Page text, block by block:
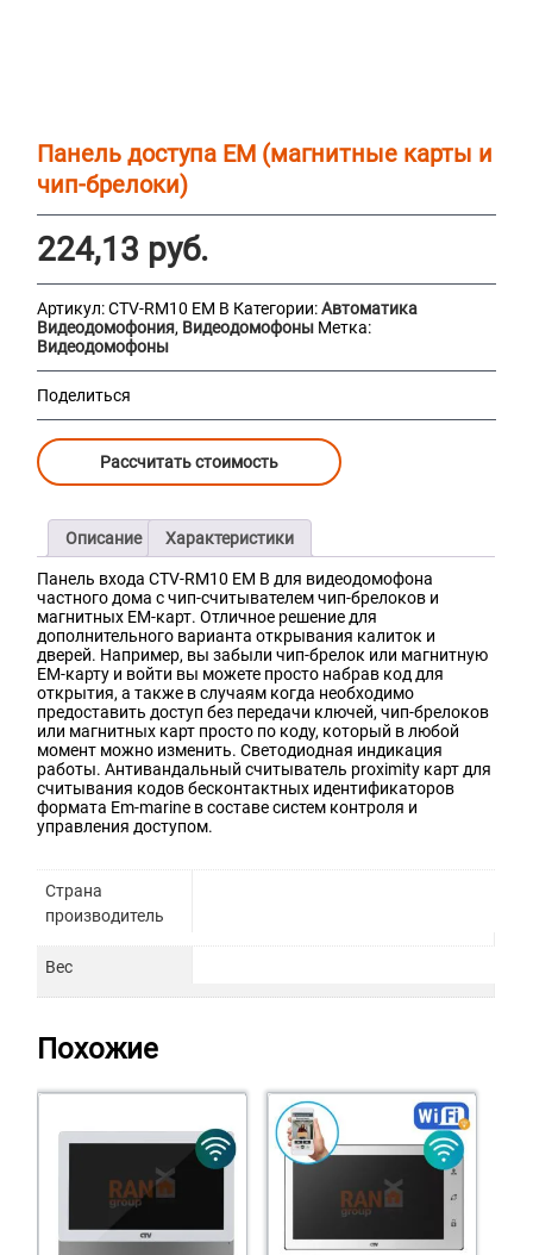
Панель доступа EM (магнитные карты и
чип-брелоки)
224,13 руб.
Артикул:CTV-RM10 EM B Категории:Автоматика
Видеодомофония, Видеодомофоны Метка:
Видеодомофоны
Поделиться
Рассчитать стоимость
Описание Характеристики
Панель входа CTV-RM10 EM B для видеодомофона
частного дома с чип-считывателем чип-брелоков и
магнитных EM-карт. Отличное решение для
дополнительного варианта открывания калиток и
дверей. Например, вы забыли чип-брелок или магнитную
EM-карту и войти вы можете просто набрав код для
открытия, а также в случаям когда необходимо
предоставить доступ без передачи ключей, чип-брелоков
или магнитных карт просто по коду, который в любой
момент можно изменить. Светодиодная индикация
работы. Антивандальный считыватель proximity карт для
считывания кодов бесконтактных идентификаторов
формата Em-marine в составе систем контроля и
управления доступом.
Страна
производитель
Вес
Похожие